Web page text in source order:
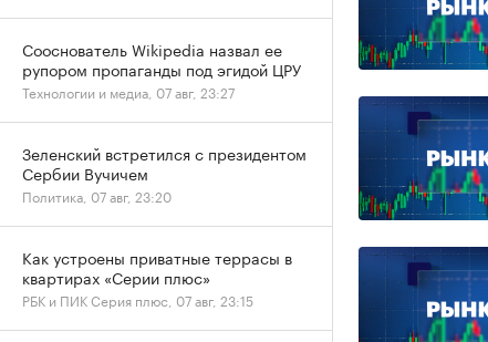
Сооснователь Wikipedia назвал ее
рупором пропаганды под эгидой ЦРУ
Технологии и медиа, 07 авг, 23:27
Зеленский встретился с президентом
Сербии Вучичем
Политика, 07 авг, 23:20
Как устроены приватные террасы в
квартирах «Серии плюс»
РБК и ПИК Серия плюс, 07 авг, 23:15